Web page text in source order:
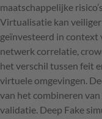
maatschappelijke risico’s.
Virtualisatie kan
geïnvesteerd in context
netwerk correlatie,
het verschil tussen feit
virtuele omgevingen.
van het combineren
validatie. Deep Fake